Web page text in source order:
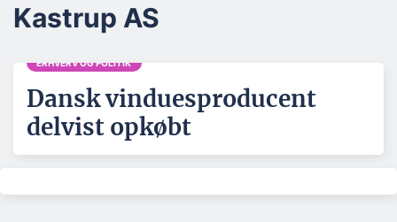
Kastrup AS
ERHVERV OG POLITIK
Dansk vinduesproducent
delvist opkøbt